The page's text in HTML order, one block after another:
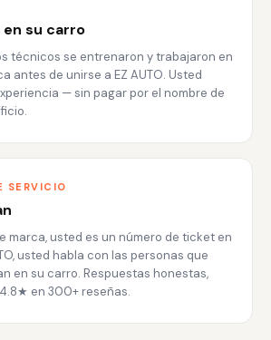
su carro
técnicos se entrenaron y trabajaron en
antes de unirse a EZ AUTO. Usted
— sin pagar por el nombre de
SERVICIO
marca, usted es un número de ticket en
usted habla con las personas que
en su carro. Respuestas honestas,
en 300+ reseñas.